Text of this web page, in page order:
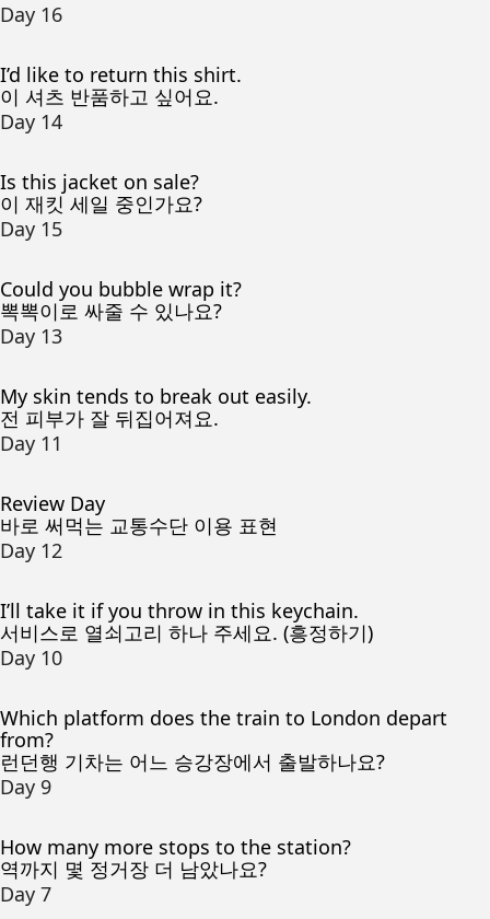
Day 16
I’d like to return this shirt.
이 셔츠 반품하고 싶어요.
Day 14
Is this jacket on sale?
이 재킷 세일 중인가요?
Day 15
Could you bubble wrap it?
뽁뽁이로 싸줄 수 있나요?
Day 13
My skin tends to break out easily.
전 피부가 잘 뒤집어져요.
Day 11
Review Day
바로 써먹는 교통수단 이용 표현
Day 12
I’ll take it if you throw in this keychain.
서비스로 열쇠고리 하나 주세요. (흥정하기)
Day 10
Which platform does the train to London depart
from?
런던행 기차는 어느 승강장에서 출발하나요?
Day 9
How many more stops to the station?
역까지 몇 정거장 더 남았나요?
Day 7